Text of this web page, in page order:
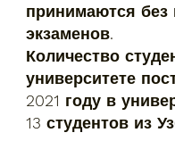
принимаются без
экзаменов.
Количество
университете
2021 году в
13 студентов из